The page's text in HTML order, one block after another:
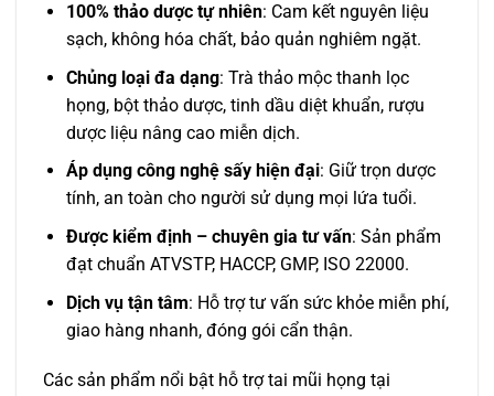
100% thảo dược tự nhiên: Cam kết nguyên liệu
sạch, không hóa chất, bảo quản nghiêm ngặt.
Chủng loại đa dạng: Trà thảo mộc thanh lọc
họng, bột thảo dược, tinh dầu diệt khuẩn, rượu
dược liệu nâng cao miễn dịch.
Áp dụng công nghệ sấy hiện đại: Giữ trọn dược
tính, an toàn cho người sử dụng mọi lứa tuổi.
Được kiểm định – chuyên gia tư vấn: Sản phẩm
đạt chuẩn ATVSTP, HACCP, GMP, ISO 22000.
Dịch vụ tận tâm: Hỗ trợ tư vấn sức khỏe miễn phí,
giao hàng nhanh, đóng gói cẩn thận.
Các sản phẩm nổi bật hỗ trợ tai mũi họng tại